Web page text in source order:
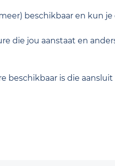
beschikbaar en kun
die jou aanstaat en
beschikbaar is die